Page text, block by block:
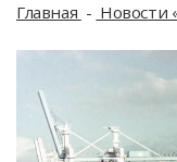
Главная Новости